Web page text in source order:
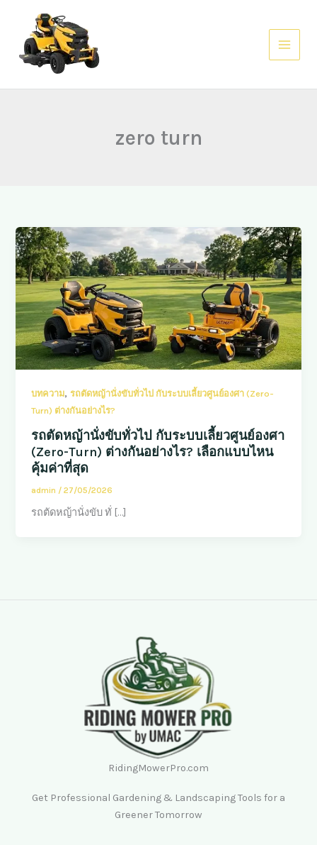
content
zero turn
บทความ,รถตัดหญ้านั่งขับทั่วไป กับระบบเลี้ยวศูนย์องศา (Zero-
Turn) ต่างกันอย่างไร?
รถตัดหญ้านั่งขับทั่วไป กับระบบเลี้ยวศูนย์องศา
(Zero-Turn) ต่างกันอย่างไร? เลือกแบบไหน
คุ้มค่าที่สุด
admin /27/05/2026
รถตัดหญ้านั่งขับ ทั่ […]
RidingMowerPro.com
Get Professional Gardening & Landscaping Tools for a
Greener Tomorrow